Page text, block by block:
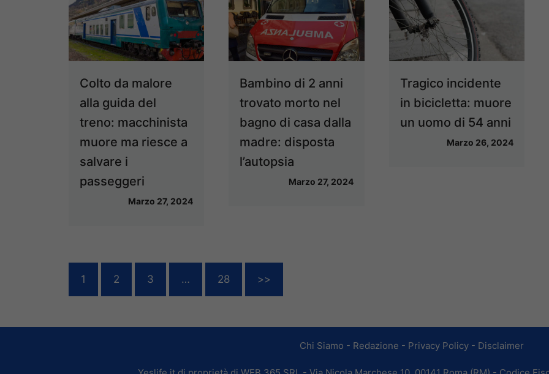
Colto da malore
alla guida del
treno: macchinista
muore ma riesce a
salvare i
passeggeri
Marzo 27, 2024
Bambino di 2 anni
trovato morto nel
bagno di casa dalla
madre: disposta
l’autopsia
Marzo 27, 2024
Tragico incidente
in bicicletta: muore
un uomo di 54 anni
Marzo 26, 2024
1 2 3 … 28 >>
Chi Siamo - Redazione - Privacy Policy - Disclaimer